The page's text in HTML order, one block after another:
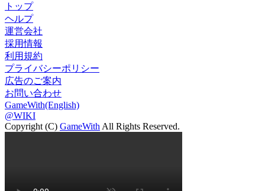
トップ
ヘルプ
運営会社
採用情報
利用規約
プライバシーポリシー
広告のご案内
お問い合わせ
GameWith(English)
@WIKI
Copyright (C) GameWith All Rights Reserved.